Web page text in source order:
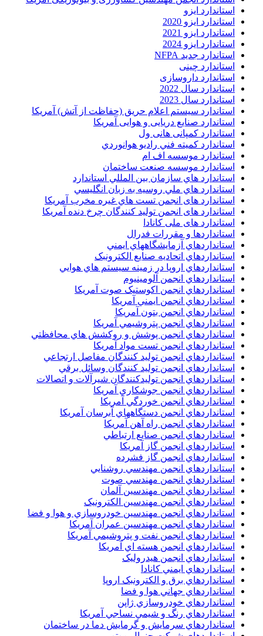
استاندارد ایزو
استاندارد ایزو 2020
استاندارد ایزو 2021
استاندارد ایزو 2024
استاندارد جدید NFPA
استاندارد چینی
استاندارد داروسازی
استاندارد سال 2022
استاندارد سال 2023
استاندارد سیستم اعلام حریق (حفاظت از آتش) آمریکا
استاندارد صنایع دریایی و هوایی آمریکا
استاندارد کمپانی هانی ول
استاندارد کميته فني راديو هوانوردي
استاندارد موسسه اف ام
استاندارد موسسه صنعت ساختمان
استاندارد هاي سازمان بين المللي استاندارد
استاندارد هاي ملي روسيه به زبان انگليسي
استاندارد های انجمن تست هاي غيره مخرب آمريکا
استاندارد های انجمن توليد کنندگان چرخ دنده آمريکا
استاندارد های ملی کانادا
استانداردها و مقررات فدرال
استانداردهاي آزمايشگاههاي ايمني
استانداردهاي اتحاديه صنايع الکترونبک
استانداردهاي اروپا در زمينه سيستم هاي هوايي
استانداردهاي انجمن آلومينيوم
استانداردهاي انجمن اکوستيک صوت آمريکا
استانداردهاي انجمن ايمني آمريکا
استانداردهاي انجمن بتون آمريکا
استانداردهاي انجمن پتروشيمي آمريکا
استانداردهاي انجمن پوشش و روکشش هاي محافظتي
استانداردهاي انجمن تست مواد آمريکا
استانداردهاي انجمن توليد کنندگان مفاصل ارتجاعي
استانداردهاي انجمن توليد کنندگان وسائل برقي
استانداردهاي انجمن توليدکنندگان شيرآلات و اتصالات
استانداردهاي انجمن جوشکاري آمريکا
استانداردهاي انجمن خوردگي آمريکا
استانداردهاي انجمن دستگاههاي آبرسان آمريکا
استانداردهاي انجمن راه آهن آمريکا
استانداردهاي انجمن صنايع ارتباطي
استانداردهاي انجمن گاز آمريکا
استانداردهاي انجمن گاز فشرده
استانداردهاي انجمن مهندسي روشنايي
استانداردهاي انجمن مهندسي صوت
استانداردهاي انجمن مهندسين آلمان
استانداردهاي انجمن مهندسين الکترونيک
استانداردهاي انجمن مهندسين خودروسازي و هوا و فضا
استانداردهاي انجمن مهندسين عمران آمريکا
استانداردهاي انجمن نفت و پتروشيمي آمريکا
استانداردهاي انجمن هسته اي آمريکا
استانداردهاي انجمن هيدروليک
استانداردهاي ايمني کانادا
استانداردهاي برق و الکترونبک اروپا
استانداردهاي جهاني هوا و فضا
استانداردهاي خودروسازي ژاپن
استانداردهاي رنگ و شيمي نساجي آمريکا
استانداردهاي سرمايش و گرمايش دما در ساختمان